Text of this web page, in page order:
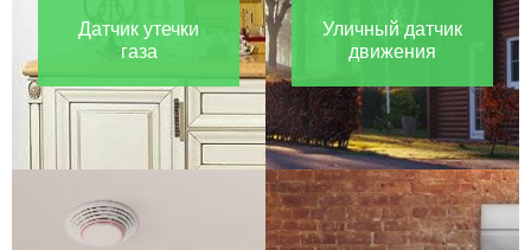
Датчик утечки
газа
Уличный датчик
движения